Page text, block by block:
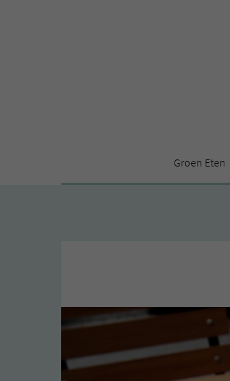
Groen Eten